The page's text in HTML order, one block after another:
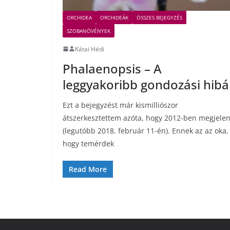
ORCHIDEA ORCHIDEÁK
ÖSSZES BEJEGYZÉS
SZOBANÖVÉNYEK
Kátai Hédi
Phalaenopsis – A
leggyakoribb gondozási
Ezt a bejegyzést már kismilliószor
átszerkesztettem azóta, hogy 2012-ben
(legutóbb 2018. február 11-én). Ennek az az oka,
hogy temérdek
Read More